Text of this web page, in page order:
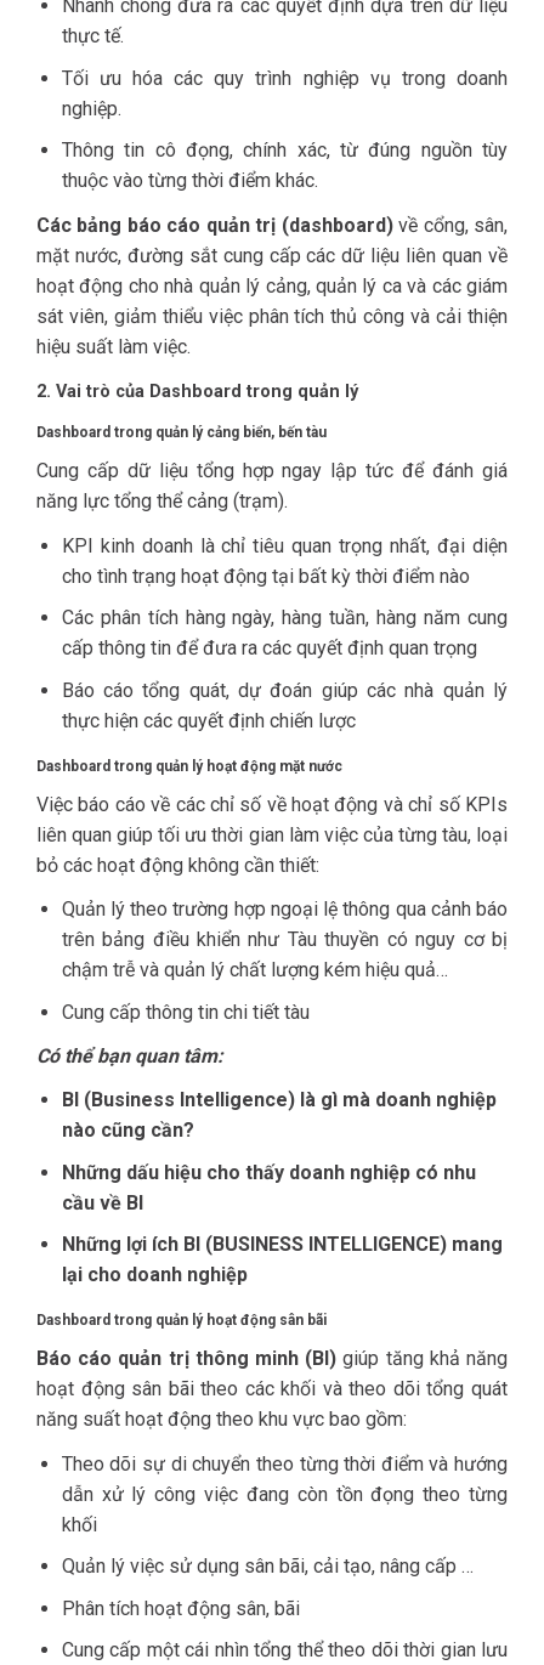
Nhanh chóng đưa ra các quyết định dựa trên dữ liệu
thực tế.
Tối ưu hóa các quy trình nghiệp vụ trong doanh
nghiệp.
Thông tin cô đọng, chính xác, từ đúng nguồn tùy
thuộc vào từng thời điểm khác.
Các bảng báo cáo quản trị (dashboard)về cổng, sân,
mặt nước, đường sắt cung cấp các dữ liệu liên quan về
hoạt động cho nhà quản lý cảng, quản lý ca và các giám
sát viên, giảm thiểu việc phân tích thủ công và cải thiện
hiệu suất làm việc.
2. Vai trò của Dashboard trong quản lý
Dashboard trong quản lý cảng biển, bến tàu
Cung cấp dữ liệu tổng hợp ngay lập tức để đánh giá
năng lực tổng thể cảng (trạm).
KPI kinh doanh là chỉ tiêu quan trọng nhất, đại diện
cho tình trạng hoạt động tại bất kỳ thời điểm nào
Các phân tích hàng ngày, hàng tuần, hàng năm cung
cấp thông tin để đưa ra các quyết định quan trọng
Báo cáo tổng quát, dự đoán giúp các nhà quản lý
thực hiện các quyết định chiến lược
Dashboard trong quản lý hoạt động mặt nước
Việc báo cáo về các chỉ số về hoạt động và chỉ số KPIs
liên quan giúp tối ưu thời gian làm việc của từng tàu, loại
bỏ các hoạt động không cần thiết:
Quản lý theo trường hợp ngoại lệ thông qua cảnh báo
trên bảng điều khiển như Tàu thuyền có nguy cơ bị
chậm trễ và quản lý chất lượng kém hiệu quả…
Cung cấp thông tin chi tiết tàu
Có thể bạn quan tâm:
BI (Business Intelligence) là gì mà doanh nghiệp
nào cũng cần?
Những dấu hiệu cho thấy doanh nghiệp có nhu
cầu về BI
Những lợi ích BI (BUSINESS INTELLIGENCE) mang
lại cho doanh nghiệp
Dashboard trong quản lý hoạt động sân bãi
Báo cáo quản trị thông minh (BI) giúp tăng khả năng
hoạt động sân bãi theo các khối và theo dõi tổng quát
năng suất hoạt động theo khu vực bao gồm:
Theo dõi sự di chuyển theo từng thời điểm và hướng
dẫn xử lý công việc đang còn tồn đọng theo từng
khối
Quản lý việc sử dụng sân bãi, cải tạo, nâng cấp …
Phân tích hoạt động sân, bãi
Cung cấp một cái nhìn tổng thể theo dõi thời gian lưu